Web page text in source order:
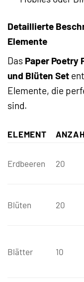
Detaillierte
Elemente
Das Paper Poetry
und Blüten Set
Elemente, die
sind.
ELEMENT
Erdbeeren 20
Blüten 20
Blätter 10